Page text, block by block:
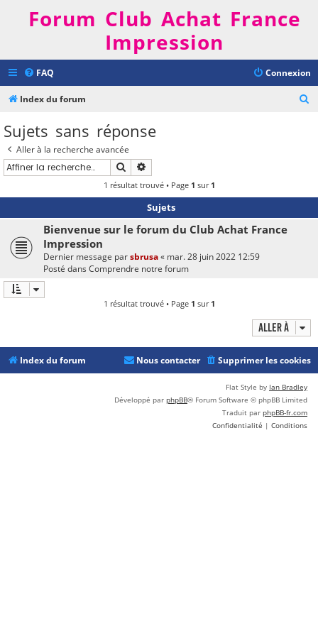
Forum Club Achat France
Impression
FAQ Connexion
Index du forum
Sujets sans réponse
Aller à la recherche avancée
Rechercher
1 résultat trouvé • Page 1 sur 1
Sujets
Bienvenue sur le forum du Club Achat France
Impression
Dernier message parsbrusa« mar. 28 juin 2022 12:59
Posté dans Comprendre notre forum
1 résultat trouvé • Page 1 sur 1
Aller à
Index du forum Supprimer les cookies
Nous contacter
Flat Style by Ian Bradley
Développé par phpBB® Forum Software © phpBB Limited
Traduit par phpBB-fr.com
Confidentialité | Conditions